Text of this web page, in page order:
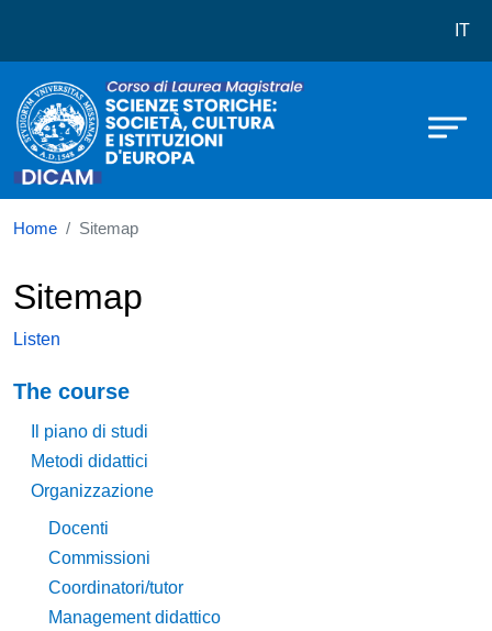
Corso di laurea in Scienze IT
Home Sitemap
Sitemap
Listen
Navigazione principale
The course
Il piano di studi
Metodi didattici
Organizzazione
Docenti
Commissioni
Coordinatori/tutor
Management didattico